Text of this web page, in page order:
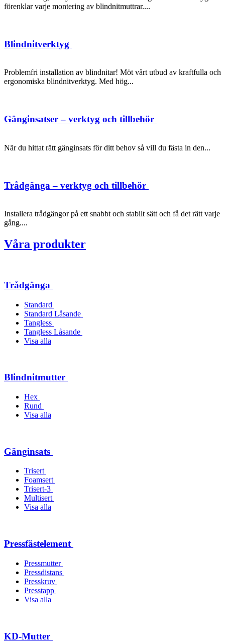
förenklar varje montering av blindnitmuttrar....
Blindnitverktyg
Problemfri installation av blindnitar! Möt vårt utbud av kraftfulla och
ergonomiska blindnitverktyg. Med hög...
Gänginsatser – verktyg och tillbehör
När du hittat rätt gänginsats för ditt behov så vill du fästa in den...
Trådgänga – verktyg och tillbehör
Installera trådgängor på ett snabbt och stabilt sätt och få det rätt varje
gång....
Våra produkter
Trådgänga
Standard
Standard Låsande
Tangless
Tangless Låsande
Visa alla
Blindnitmutter
Hex
Rund
Visa alla
Gänginsats
Trisert
Foamsert
Trisert-3
Multisert
Visa alla
Pressfästelement
Pressmutter
Pressdistans
Presskruv
Presstapp
Visa alla
KD-Mutter